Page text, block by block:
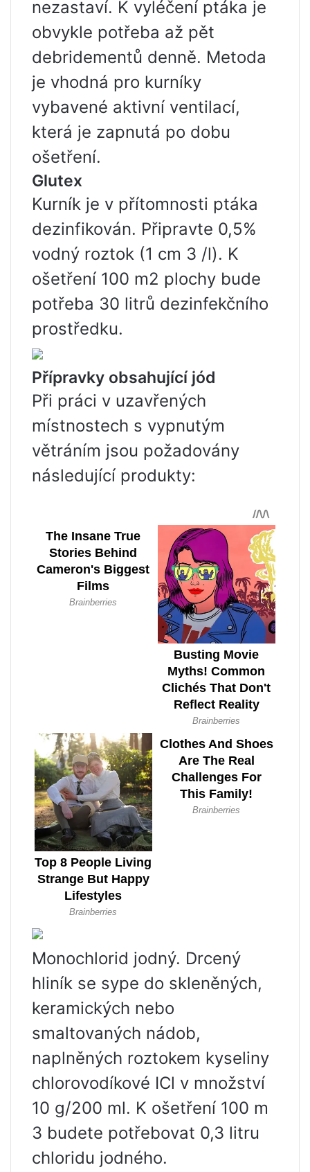
nezastaví. K vyléčení ptáka je
obvykle potřeba až pět
debridementů denně. Metoda
je vhodná pro kurníky
vybavené aktivní ventilací,
která je zapnutá po dobu
ošetření.
Glutex
Kurník je v přítomnosti ptáka
dezinfikován. Připravte 0,5%
vodný roztok (1 cm 3 /l). K
ošetření 100 m2 plochy bude
potřeba 30 litrů dezinfekčního
prostředku.
Přípravky obsahující jód
Při práci v uzavřených
místnostech s vypnutým
větráním jsou požadovány
následující produkty:
Monochlorid jodný. Drcený
hliník se sype do skleněných,
keramických nebo
smaltovaných nádob,
naplněných roztokem kyseliny
chlorovodíkové ICl v množství
10 g/200 ml. K ošetření 100 m
3 budete potřebovat 0,3 litru
chloridu jodného.